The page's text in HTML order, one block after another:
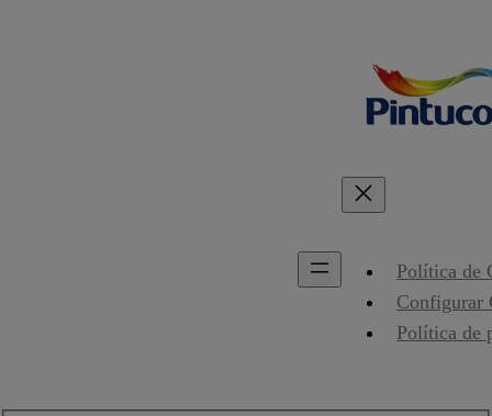
Política de
Configurar
Política de